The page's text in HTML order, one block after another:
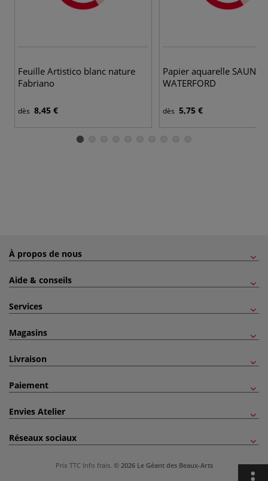
Feuille Artistico blanc nature
Fabriano
dès 8,45 €
Papier aquarelle
WATERFORD
dès 5,75 €
À propos de nous
Aide & conseils
Services
Magasins
Livraison
Paiement
Envies Atelier
Réseaux sociaux
Prix TTC Info frais. © 2026 Le Géant des Beaux-Arts